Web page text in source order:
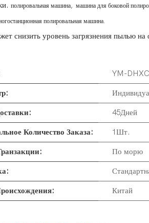
полировальная машина, машина для боковой
полировальная машина.
снизить уровень загрязнения пылью
YM-
45Дней
Количество Заказа: 1Шт.
По морю
Китай